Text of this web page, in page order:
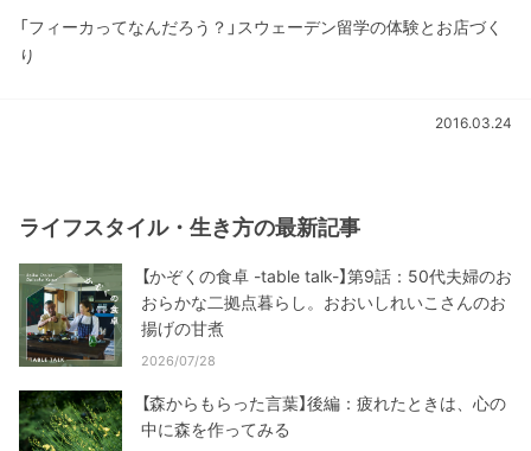
「フィーカってなんだろう？」スウェーデン留学の体験とお店づく
り
2016.03.24
ライフスタイル・生き方の最新記事
【かぞくの食卓 -table talk-】第9話：50代夫婦のお
おらかな二拠点暮らし。おおいしれいこさんのお
揚げの甘煮
2026/07/28
【森からもらった言葉】後編：疲れたときは、心の
中に森を作ってみる